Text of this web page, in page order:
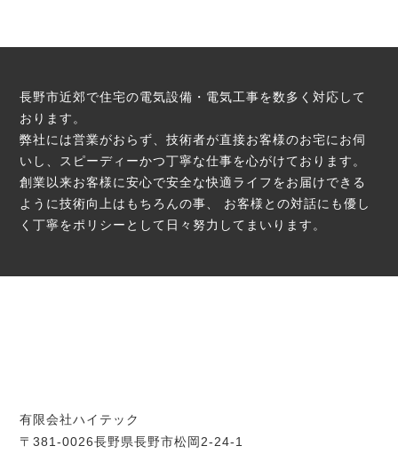
長野市近郊で住宅の電気設備・電気工事を数多く対応して
おります。
弊社には営業がおらず、技術者が直接お客様のお宅にお伺
いし、スピーディーかつ丁寧な仕事を心がけております。
創業以来お客様に安心で安全な快適ライフをお届けできる
ように技術向上はもちろんの事、
お客様との対話にも優し
く丁寧をポリシーとして日々努力してまいります。
有限会社ハイテック
〒381-0026長野県長野市松岡2-24-1